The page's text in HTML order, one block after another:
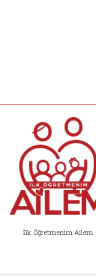
İlk Öğretmenim Ailem